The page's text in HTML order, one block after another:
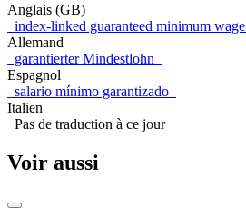
Anglais (GB)
index-linked guaranteed minimum wage
Allemand
garantierter Mindestlohn
Espagnol
salario mínimo garantizado
Italien
Pas de traduction à ce jour
Voir aussi